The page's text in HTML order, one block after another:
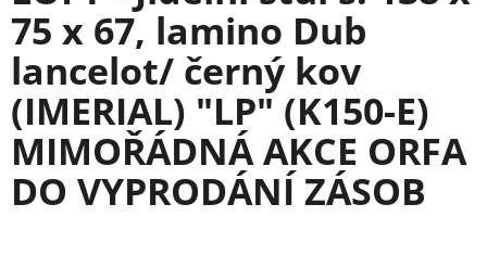
75 x 67, lamino Dub
lancelot/ černý kov
(IMERIAL) "LP" (K150-E)
MIMOŘÁDNÁ AKCE ORFA
DO VYPRODÁNÍ ZÁSOB